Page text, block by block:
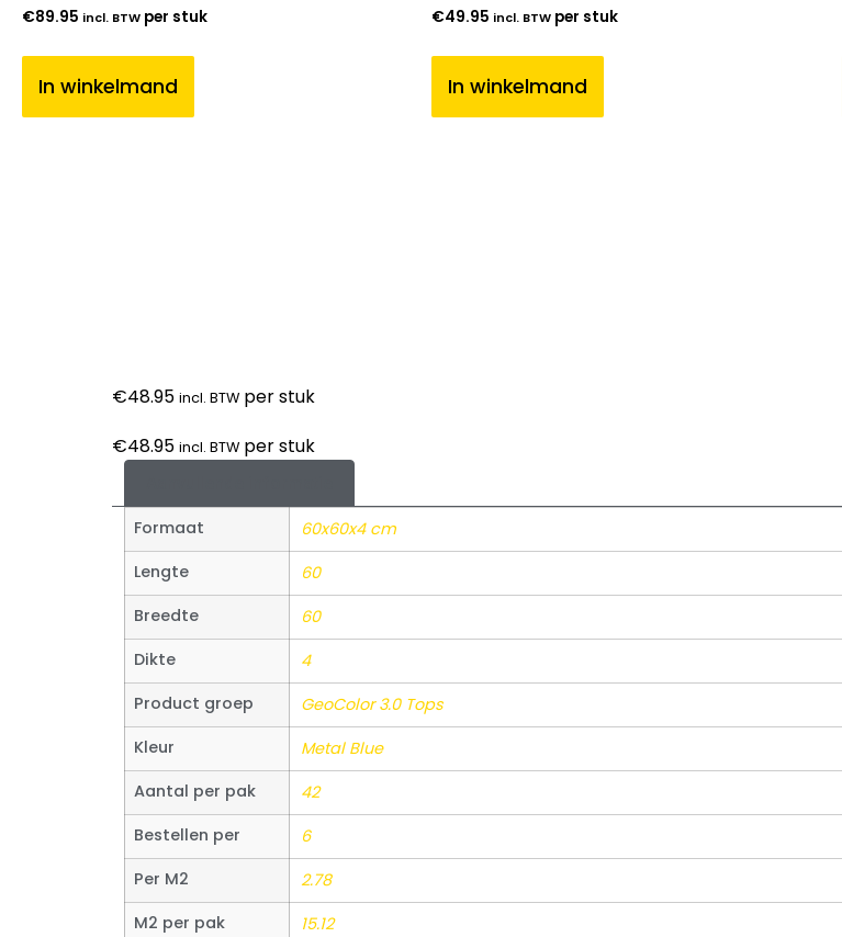
€89.95 incl. BTW per stuk
In winkelmand
€49.95 incl. BTW per stuk
In winkelmand
€48.95 incl. BTW per stuk
€48.95 incl. BTW per stuk
Formaat
60x60x4 cm
Lengte
60
Breedte
60
Dikte
4
Product groep
GeoColor 3.0 Tops
Kleur
Metal Blue
Aantal per pak
42
Bestellen per
6
Per M2
2.78
M2 per pak
15.12